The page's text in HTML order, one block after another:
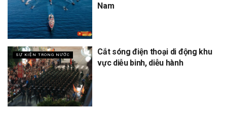
Nam
SỰ KIỆN TRONG NƯỚC
Cắt sóng điện thoại di động khu
vực diễu binh, diễu hành